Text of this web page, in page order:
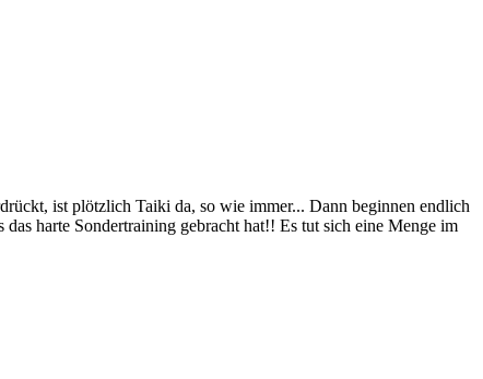
ist plötzlich Taiki da, so wie immer... Dann beginnen endlich
harte Sondertraining gebracht hat!! Es tut sich eine Menge im